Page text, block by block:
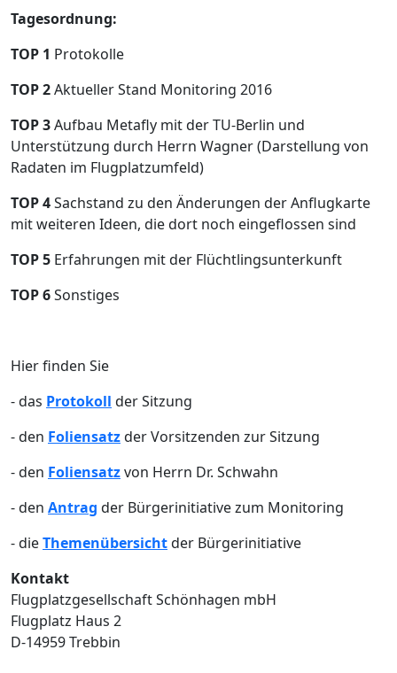
Tagesordnung:
TOP 1 Protokolle
TOP 2Aktueller Stand Monitoring 2016
TOP 3Aufbau Metafly mit der TU-Berlin und
Unterstützung durch Herrn Wagner (Darstellung von
Radaten im Flugplatzumfeld)
TOP 4Sachstand zu den Änderungen der Anflugkarte
mit weiteren Ideen, die dort noch eingeflossen sind
TOP 5 Erfahrungen mit der Flüchtlingsunterkunft
TOP 6Sonstiges
Hier finden Sie
- das Protokoll der Sitzung
- den Foliensatzder Vorsitzenden zur Sitzung
- den Foliensatzvon Herrn Dr. Schwahn
- den Antrag der Bürgerinitiative zum Monitoring
- dieThemenübersichtder Bürgerinitiative
Kontakt
Flugplatzgesellschaft Schönhagen mbH
Flugplatz Haus 2
D-14959 Trebbin